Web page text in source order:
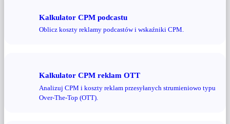
Kalkulator CPM podcastu
Oblicz koszty reklamy podcastów i wskaźniki CPM.
Kalkulator CPM reklam OTT
Analizuj CPM i koszty reklam przesyłanych strumieniowo typu
Over-The-Top (OTT).